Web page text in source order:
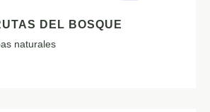
DEL BOSQUE
naturales